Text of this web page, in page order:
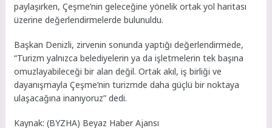
paylaşırken, Çeşme’nin geleceğine yönelik ortak yol haritası
üzerine değerlendirmelerde bulunuldu.
Başkan Denizli, zirvenin sonunda yaptığı değerlendirmede,
“Turizm yalnızca belediyelerin ya da işletmelerin tek başına
omuzlayabileceği bir alan değil. Ortak akıl, iş birliği ve
dayanışmayla Çeşme’nin turizmde daha güçlü bir noktaya
ulaşacağına inanıyoruz” dedi.
Kaynak: (BYZHA) Beyaz Haber Ajansı